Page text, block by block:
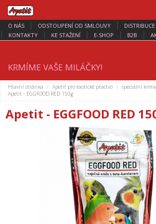
O NÁS ODSTOUPENÍ OD SMLOUVY DISTRIBUCE
KONTAKTY
KE STAŽENÍ E-SHOP B2B
KRMÍME VAŠE MILÁČKY!
Hlavní stránka Apetit pro exotické ptactvo
speciální
Apetit - EGGFOOD RED 150g
Apetit - EGGFOOD RED